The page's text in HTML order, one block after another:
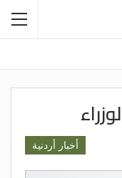
أخبار أردنية